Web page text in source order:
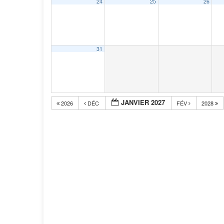
31
2026 DÉC JANVIER 2027 FÉV 2028